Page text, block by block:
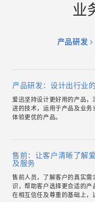
业
产品研发
产品研发：设计出行业
爱迅坚持设计更好用的产品
进的技术，运用于产品及业
体验更优的产品。
售前：让客户清晰了解
及服务
售前人员，了解客户的真实需
识，帮助客户选择更合适的产
在相互信任及尊重的基础上，